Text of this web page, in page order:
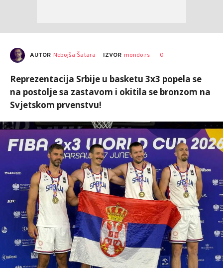
AUTOR Nebojša Šatara IZVOR mondo.rs 0
Reprezentacija Srbije u basketu 3x3 popela se
na postolje sa zastavom i okitila se bronzom na
Svjetskom prvenstvu!